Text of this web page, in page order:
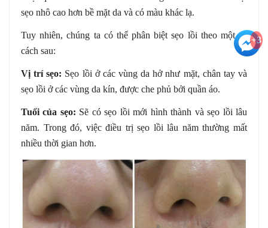
sẹo nhô cao hơn bề mặt da và có màu khác lạ.
Tuy nhiên, chúng ta có thể phân biệt sẹo lồi theo một số
cách sau:
Vị trí sẹo: Sẹo lồi ở các vùng da hở như mặt, chân tay và
sẹo lồi ở các vùng da kín, được che phủ bởi quần áo.
Tuổi của sẹo: Sẽ có sẹo lồi mới hình thành và sẹo lồi lâu
năm. Trong đó, việc điều trị sẹo lồi lâu năm thường mất
nhiều thời gian hơn.
+3